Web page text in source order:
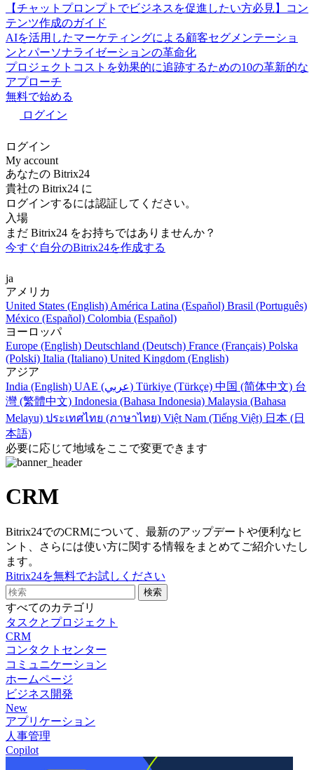
【チャットプロンプトでビジネスを促進したい方必見】コン
テンツ作成のガイド
AIを活用したマーケティングによる顧客セグメンテーショ
ンとパーソナライゼーションの革命化
プロジェクトコストを効果的に追跡するための10の革新的な
アプローチ
無料で始める
ログイン
ログイン
My account
あなたの Bitrix24
貴社の Bitrix24 に
ログインするには認証してください。
入場
まだ Bitrix24 をお持ちではありませんか？
今すぐ自分のBitrix24を作成する
ja
アメリカ
United States (English) América Latina (Español) Brasil (Português)
México (Español) Colombia (Español)
ヨーロッパ
Europe (English) Deutschland (Deutsch) France (Français) Polska
(Polski) Italia (Italiano) United Kingdom (English)
アジア
India (English)
UAE (عربي) Türkiye (Türkçe) 中国 (简体中文) 台
灣 (繁體中文) Indonesia (Bahasa Indonesia) Malaysia (Bahasa
Melayu) ประเทศไทย (ภาษาไทย) Việt Nam (Tiếng Việt) 日本 (日
本語)
必要に応じて地域をここで変更できます
CRM
Bitrix24でのCRMについて、最新のアップデートや便利なヒ
ント、さらには使い方に関する情報をまとめてご紹介いたし
ます。
Bitrix24を無料でお試しください
すべてのカテゴリ
タスクとプロジェクト
CRM
コンタクトセンター
コミュニケーション
ホームページ
ビジネス開発
New
アプリケーション
人事管理
Copilot